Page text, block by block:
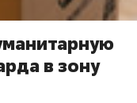
в зону